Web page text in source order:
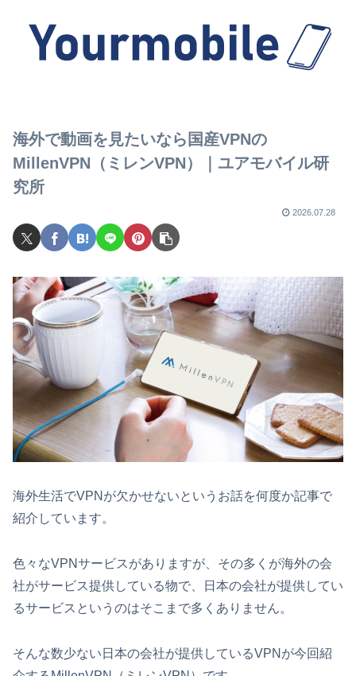
海外で動画を見たいなら国産VPNの
MillenVPN（ミレンVPN）｜ユアモバイル研
究所
2026.07.28
海外生活でVPNが欠かせないというお話を何度か記事で
紹介しています。
色々なVPNサービスがありますが、その多くが海外の会
社がサービス提供している物で、日本の会社が提供してい
るサービスというのはそこまで多くありません。
そんな数少ない日本の会社が提供しているVPNが今回紹